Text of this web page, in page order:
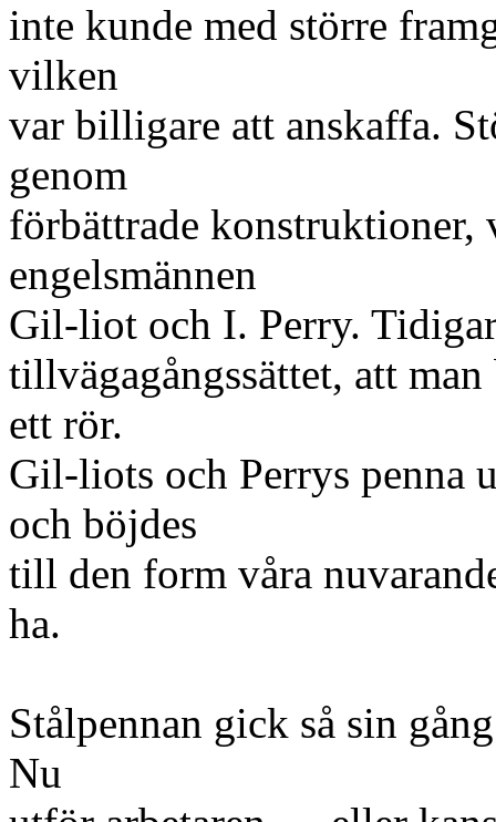
inte kunde med större
vilken
var billigare att anskaffa.
genom
förbättrade konstruktioner,
engelsmännen
Gil-liot och I. Perry.
tillvägagångssättet, att
ett rör.
Gil-liots och Perrys penna
och böjdes
till den form våra
ha.
Stålpennan gick så sin
Nu